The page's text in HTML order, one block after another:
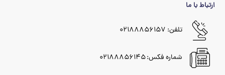
ارتباط با ما
تلفن: ۰۲۱۸۸۸۵۶۱۵۷
شماره فکس: ۰۲۱۸۸۸۵۶۱۴۵